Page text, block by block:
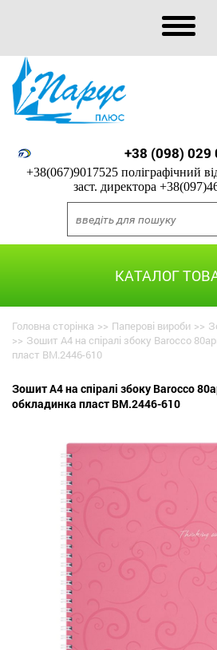
+38 (098) 029
+38(067)9017525 поліграфічний
заст. директора
КАТАЛОГ
Головна сторінка >> Паперові вироби >>
>> Зошит A4 на спіралі збоку Barocco
пласт BM.2446-610
Зошит A4 на спіралі збоку Barocco
обкладинка пласт BM.2446-610